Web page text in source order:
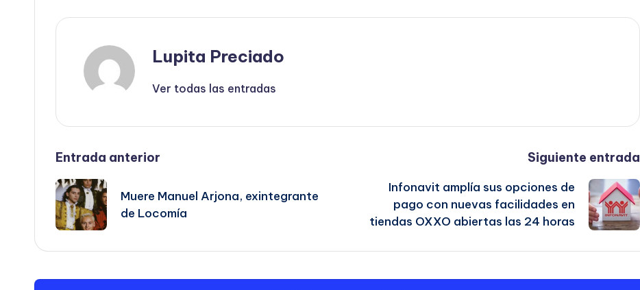
Lupita Preciado
Ver todas las entradas
Navegación
de
entradas
Entrada anterior
Muere Manuel Arjona, exintegrante
de Locomía
Siguiente entrada
Infonavit amplía sus opciones de
pago con nuevas facilidades en
tiendas OXXO abiertas las 24 horas